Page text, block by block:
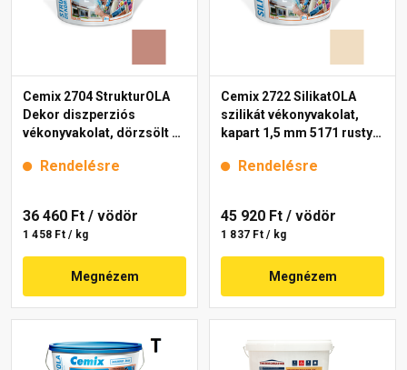
Cemix 2704 StrukturOLA
Dekor diszperziós
vékonyvakolat, dörzsölt 2
Rendelésre
36 460 Ft / vödör
1 458 Ft / kg
Megnézem
Cemix 2722 SilikatOLA
szilikát vékonyvakolat,
kapart 1,5 mm 5171 rusty
Rendelésre
45 920 Ft / vödör
1 837 Ft / kg
Megnézem